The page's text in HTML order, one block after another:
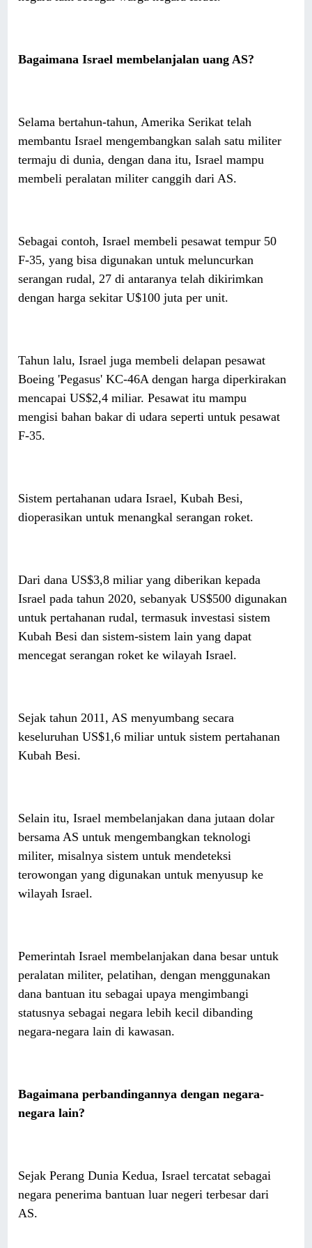
Bagaimana Israel membelanjalan uang AS?
Selama bertahun-tahun, Amerika Serikat telah
membantu Israel mengembangkan salah satu militer
termaju di dunia, dengan dana itu, Israel mampu
membeli peralatan militer canggih dari AS.
Sebagai contoh, Israel membeli pesawat tempur 50
F-35, yang bisa digunakan untuk meluncurkan
serangan rudal, 27 di antaranya telah dikirimkan
dengan harga sekitar U$100 juta per unit.
Tahun lalu, Israel juga membeli delapan pesawat
Boeing 'Pegasus' KC-46A dengan harga diperkirakan
mencapai US$2,4 miliar. Pesawat itu mampu
mengisi bahan bakar di udara seperti untuk pesawat
F-35.
Sistem pertahanan udara Israel, Kubah Besi,
dioperasikan untuk menangkal serangan roket.
Dari dana US$3,8 miliar yang diberikan kepada
Israel pada tahun 2020, sebanyak US$500 digunakan
untuk pertahanan rudal, termasuk investasi sistem
Kubah Besi dan sistem-sistem lain yang dapat
mencegat serangan roket ke wilayah Israel.
Sejak tahun 2011, AS menyumbang secara
keseluruhan US$1,6 miliar untuk sistem pertahanan
Kubah Besi.
Selain itu, Israel membelanjakan dana jutaan dolar
bersama AS untuk mengembangkan teknologi
militer, misalnya sistem untuk mendeteksi
terowongan yang digunakan untuk menyusup ke
wilayah Israel.
Pemerintah Israel membelanjakan dana besar untuk
peralatan militer, pelatihan, dengan menggunakan
dana bantuan itu sebagai upaya mengimbangi
statusnya sebagai negara lebih kecil dibanding
negara-negara lain di kawasan.
Bagaimana perbandingannya dengan negara-
negara lain?
Sejak Perang Dunia Kedua, Israel tercatat sebagai
negara penerima bantuan luar negeri terbesar dari
AS.